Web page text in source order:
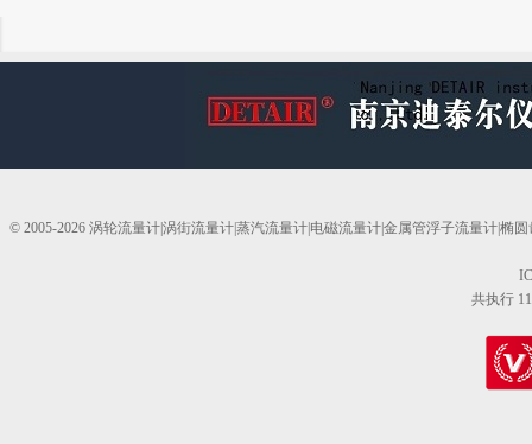
© 2005-2026 涡轮流量计|涡街流量计|蒸汽流量计|电磁流量计|金属管浮子流量计|椭
共执行